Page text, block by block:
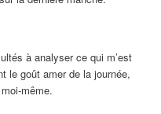
à analyser ce qui m’est
le goût amer de la journée,
même.